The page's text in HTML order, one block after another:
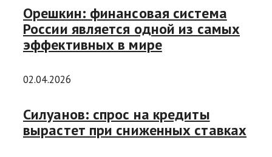
Орешкин: финансовая система
России является одной из самых
эффективных в мире
02.04.2026
Силуанов: спрос на кредиты
вырастет при сниженных ставках